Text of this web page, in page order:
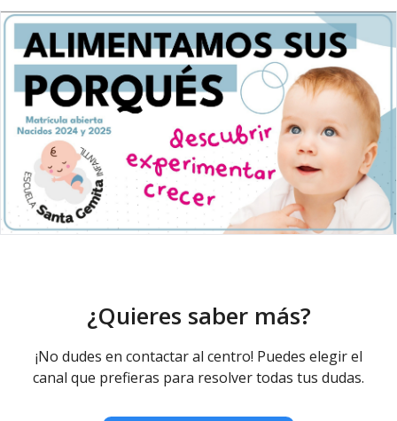
¿Quieres saber más?
¡No dudes en contactar al centro! Puedes elegir el
canal que prefieras para resolver todas tus dudas.